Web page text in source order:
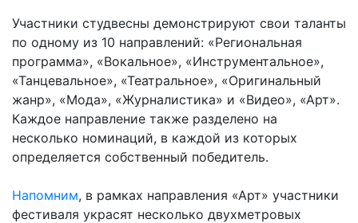
Участники студвесны демонстрируют свои таланты
по одному из 10 направлений: «Региональная
программа», «Вокальное», «Инструментальное»,
«Танцевальное», «Театральное», «Оригинальный
жанр», «Мода», «Журналистика» и «Видео», «Арт».
Каждое направление также разделено на
несколько номинаций, в каждой из которых
определяется собственный победитель.
Напомним, в рамках направления «Арт» участники
фестиваля украсят несколько двухметровых